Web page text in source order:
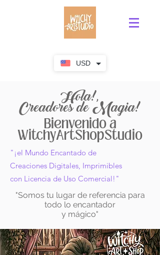
USD
Hola!,
Creadores de Magia!
Bienvenido a
WitchyArtShopStudio
"¡el Mundo Encantado de
Creaciones Digitales, Imprimibles
con Licencia de Uso Comercial!"
"Somos tu lugar de referencia para
todo lo encantador
y mágico"